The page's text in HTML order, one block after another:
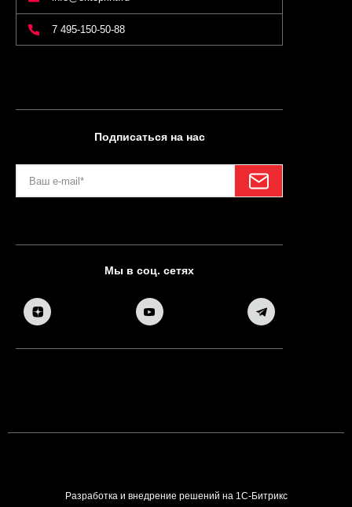
7 495-150-50-88
Подписаться на нас
Мы в соц. сетях
Разработка и внедрение решений на 1С-Битрикс